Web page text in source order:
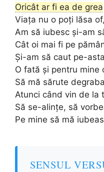
Oricât ar fi ea de grea
Viața nu o poți lăsa
Am să iubesc și-am
Cât oi mai fi pe
Și-am să caut pe-
O fată și pentru mine
Să mă sărute degraba
Atunci când vin de la
Să se-alințe, să
Pe mine să mă
SENSUL